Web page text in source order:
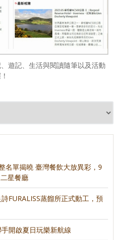
遊記、生活與閱讀隨筆以及活動
名單揭曉 臺灣餐飲大放異彩，9
星餐廳
FURALISS蒸餾所正式動工，預
開啟夏日玩樂新航線